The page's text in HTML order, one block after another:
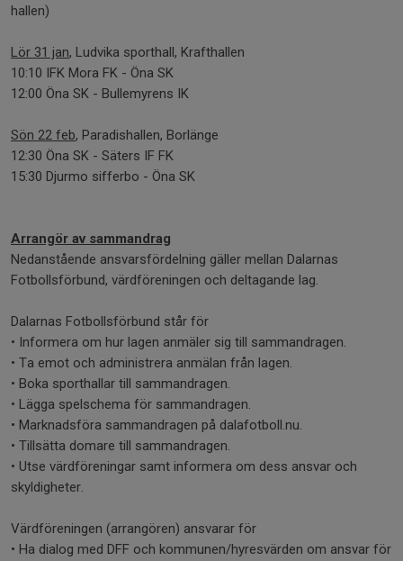
hallen)
Lör 31 jan, Ludvika sporthall, Krafthallen
10:10 IFK Mora FK - Öna SK
12:00 Öna SK - Bullemyrens IK
Sön 22 feb, Paradishallen, Borlänge
12:30 Öna SK - Säters IF FK
15:30 Djurmo sifferbo - Öna SK
Arrangör av sammandrag
Nedanstående ansvarsfördelning gäller mellan Dalarnas
Fotbollsförbund, värdföreningen och deltagande lag.
Dalarnas Fotbollsförbund står för
• Informera om hur lagen anmäler sig till sammandragen.
• Ta emot och administrera anmälan från lagen.
• Boka sporthallar till sammandragen.
• Lägga spelschema för sammandragen.
• Marknadsföra sammandragen på dalafotboll.nu.
• Tillsätta domare till sammandragen.
• Utse värdföreningar samt informera om dess ansvar och
skyldigheter.
Värdföreningen (arrangören) ansvarar för
• Ha dialog med DFF och kommunen/hyresvärden om ansvar för